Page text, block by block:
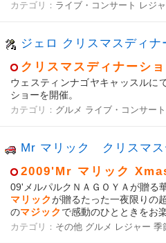
カテゴリ： ライブ・コンサート レジ
ジェロ クリスマスディナ
クリスマスディナーシ
ウェスティンナゴヤキャッスルに
ショーを開催。
カテゴリ： グルメ ライブ・コンサート
Mr マリック クリスマス
2009'Mr マリック
09'メルパルクＮＡＧＯＹＡが贈る
マリックが贈るたった一夜限りの
のマジック で感動のひとときをお
カテゴリ： その他 グルメ レジャー 季